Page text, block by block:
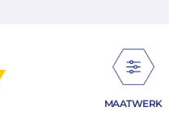
MAATWERK